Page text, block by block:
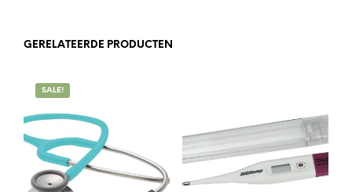
GERELATEERDE PRODUCTEN
SALE!